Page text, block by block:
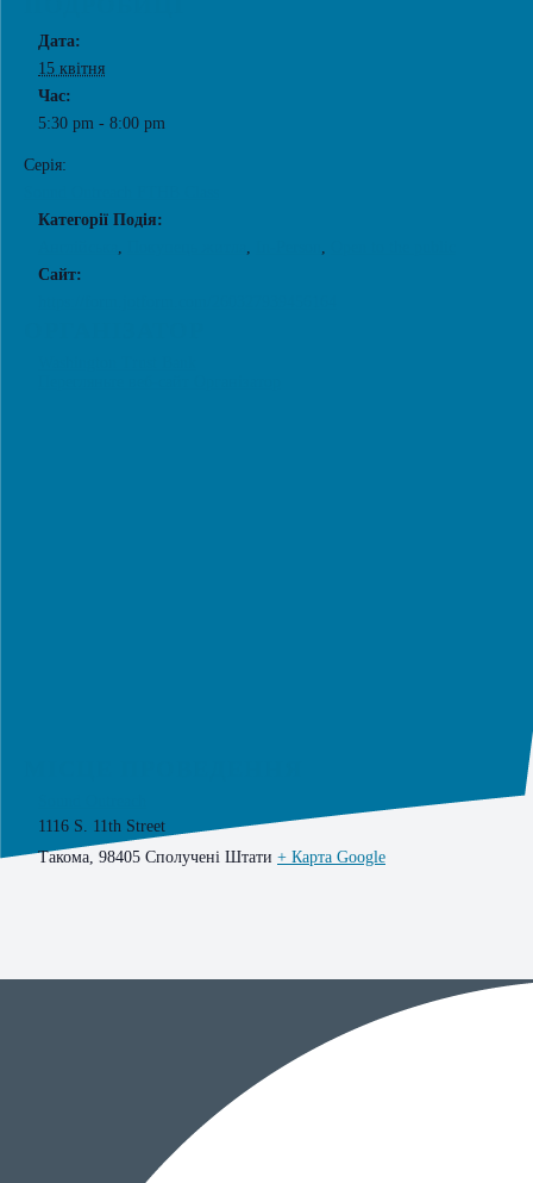
Дата:
15 квітня
Час:
5:30 pm - 8:00 pm
Серія:
Категорії Подія:
, , ,
Сайт:
1116 S. 11th Street
Такома, 98405 Сполучені Штати + Карта Google